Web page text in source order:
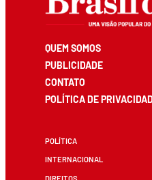
QUEM SOMOS
PUBLICIDADE
CONTATO
POLÍTICA DE
POLÍTICA
INTERNACIONAL